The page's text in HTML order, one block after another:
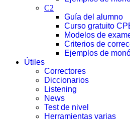
C2
Guía del alumno
Curso gratuito
Modelos de
Criterios de
Ejemplos de
Útiles
Correctores
Diccionarios
Listening
News
Test de nivel
Herramientas varias